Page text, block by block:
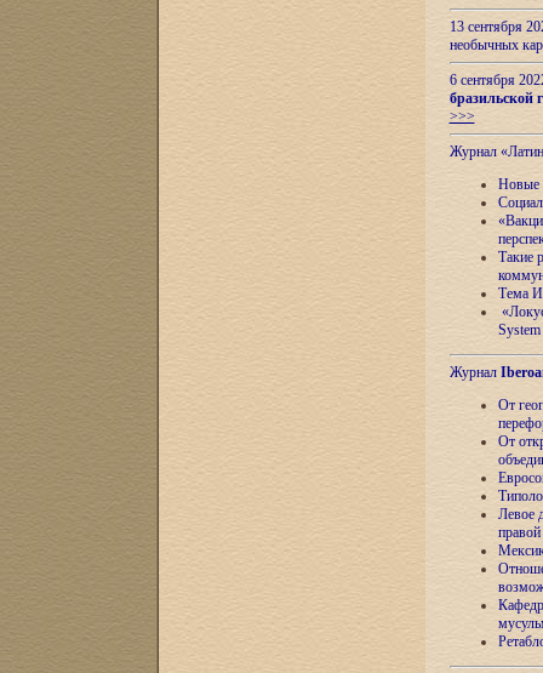
13 сентября
необычных
6 сентября
бразильской
>>>
Журнал
Новые
Такие
Тема
Журнал
От
От
Левое